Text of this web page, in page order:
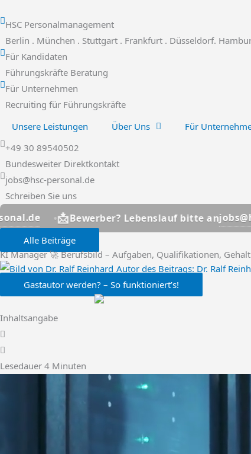
Inhalt
springen
HSC Personalmanagement
Berlin . München . Stuttgart . Frankfurt . Düsseldorf.
Für Kandidaten
Führungskräfte Beratung
Für Unternehmen
Recruiting für Führungskräfte
Unsere Leistungen
Über Uns Für
+49 30 89540502
Bundesweiter Direktkontakt
jobs@hsc-personal.de
Schreiben Sie uns
Lebenslauf bitte anjobs@hsc-personal.de
Alle Beiträge
KI Manager 🚀 Berufsbild – Aufgaben, Qualifikationen, Gehalt
Autor des Beitrags: Dr. Ralf
Gastautor werden? – So funktioniert’s!
Inhaltsangabe
Lesedauer 4 Minuten